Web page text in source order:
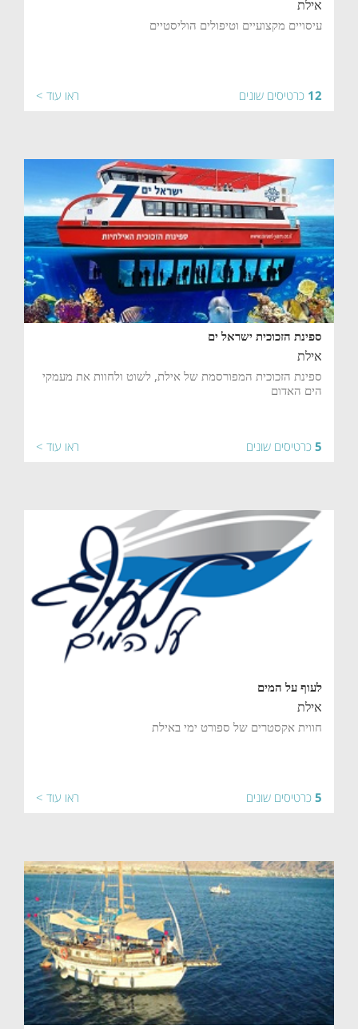
אילת
עיסויים מקצועיים וטיפולים הוליסטיים
12 כרטיסים שונים ראו עוד >
ספינת הזכוכית ישראל ים
אילת
ספינת הזכוכית המפורסמת של אילת, לשוט ולחוות את מעמקי
הים האדום
5 כרטיסים שונים ראו עוד >
לעוף על המים
אילת
חווית אקסטרים של ספורט ימי באילת
5 כרטיסים שונים ראו עוד >